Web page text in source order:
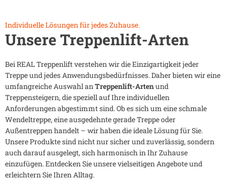
Individuelle Lösungen für jedes Zuhause.
Unsere Treppenlift-Arten
Bei REAL Treppenlift verstehen wir die Einzigartigkeit jeder
Treppe und jedes Anwendungsbedürfnisses. Daher bieten wir eine
umfangreiche Auswahl anTreppenlift-Artenund
Treppensteigern, die speziell auf Ihre individuellen
Anforderungen abgestimmt sind. Ob es sich um eine schmale
Wendeltreppe, eine ausgedehnte gerade Treppe oder
Außentreppen handelt – wir haben die ideale Lösung für Sie.
Unsere Produkte sind nicht nur sicher und zuverlässig, sondern
auch darauf ausgelegt, sich harmonisch in Ihr Zuhause
einzufügen. Entdecken Sie unsere vielseitigen Angebote und
erleichtern Sie Ihren Alltag.